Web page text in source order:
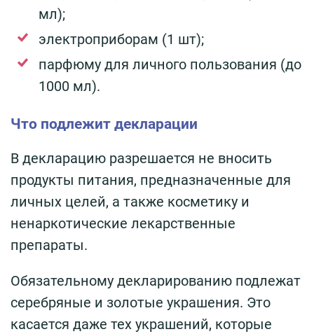
мл);
электроприборам (1 шт);
парфюму для личного пользования (до
1000 мл).
Что подлежит декларации
В декларацию разрешается не вносить
продукты питания, предназначенные для
личных целей, а также косметику и
ненаркотические лекарственные
препараты.
Обязательному декларированию подлежат
серебряные и золотые украшения. Это
касается даже тех украшений, которые